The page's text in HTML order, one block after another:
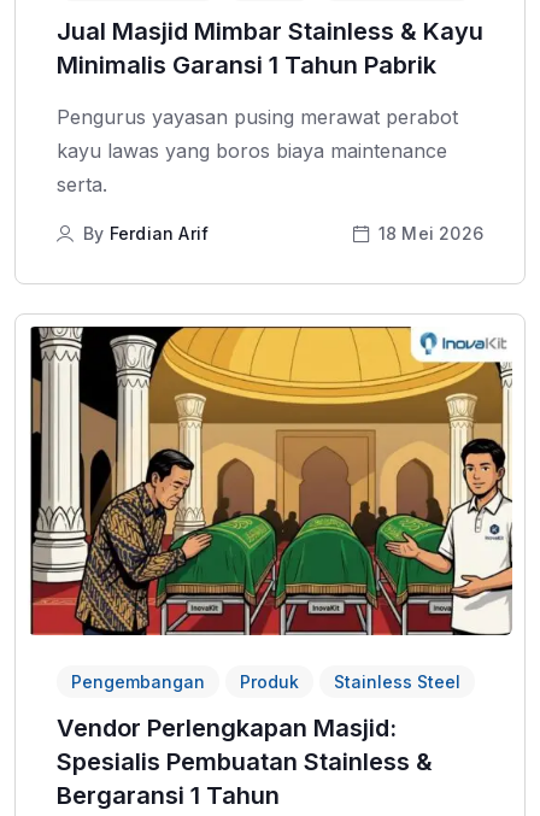
Jual Masjid Mimbar Stainless & Kayu
Minimalis Garansi 1 Tahun Pabrik
Pengurus yayasan pusing merawat perabot
kayu lawas yang boros biaya maintenance
serta.
By Ferdian Arif 18 Mei 2026
Pengembangan Produk Stainless Steel
Vendor Perlengkapan Masjid:
Spesialis Pembuatan Stainless &
Bergaransi 1 Tahun